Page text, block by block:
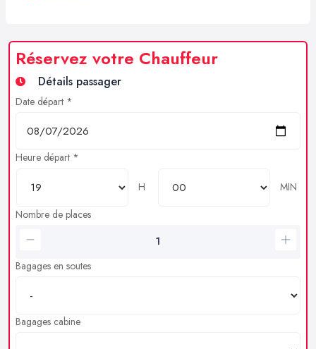
Réservez votre Chauffeur
Détails passager
Date départ *
Heure départ *
H
MIN
Nombre de places
Bagages en soutes
Bagages cabine